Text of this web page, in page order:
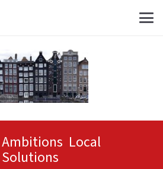
Local
Solutions